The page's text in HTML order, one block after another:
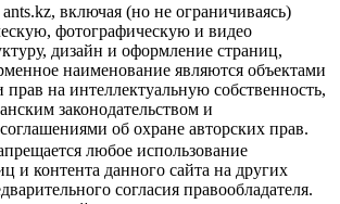
включая (но не ограничиваясь)
фотографическую и видео
дизайн и оформление страниц,
наименование являются объектами
прав на интеллектуальную собственность,
законодательством и
об охране авторских прав.
любое использование
и контента данного сайта на других
согласия правообладателя.